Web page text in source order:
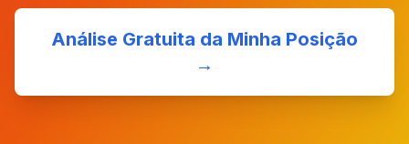
Análise Gratuita da Minha Posição
→